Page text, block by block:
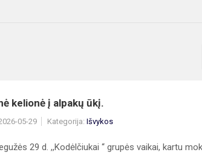
kelionė į alpakų ūkį.
05-29 Kategorija: Išvykos
29 d. ,,Kodėlčiukai ‘‘ grupės vaikai, kartu